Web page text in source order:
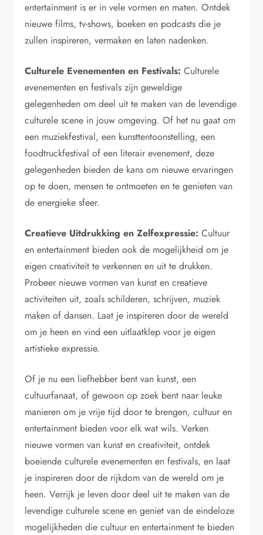
entertainment is er in vele vormen en maten. Ontdek
nieuwe films, tv-shows, boeken en podcasts die je
zullen inspireren, vermaken en laten nadenken.
Culturele Evenementen en Festivals: Culturele
evenementen en festivals zijn geweldige
gelegenheden om deel uit te maken van de levendige
culturele scene in jouw omgeving. Of het nu gaat om
een ​​muziekfestival, een kunsttentoonstelling, een
foodtruckfestival of een literair evenement, deze
gelegenheden bieden de kans om nieuwe ervaringen
op te doen, mensen te ontmoeten en te genieten van
de energieke sfeer.
Creatieve Uitdrukking en Zelfexpressie: Cultuur
en entertainment bieden ook de mogelijkheid om je
eigen creativiteit te verkennen en uit te drukken.
Probeer nieuwe vormen van kunst en creatieve
activiteiten uit, zoals schilderen, schrijven, muziek
maken of dansen. Laat je inspireren door de wereld
om je heen en vind een uitlaatklep voor je eigen
artistieke expressie.
Of je nu een liefhebber bent van kunst, een
cultuurfanaat, of gewoon op zoek bent naar leuke
manieren om je vrije tijd door te brengen, cultuur en
entertainment bieden voor elk wat wils. Verken
nieuwe vormen van kunst en creativiteit, ontdek
boeiende culturele evenementen en festivals, en laat
je inspireren door de rijkdom van de wereld om je
heen. Verrijk je leven door deel uit te maken van de
levendige culturele scene en geniet van de eindeloze
mogelijkheden die cultuur en entertainment te bieden